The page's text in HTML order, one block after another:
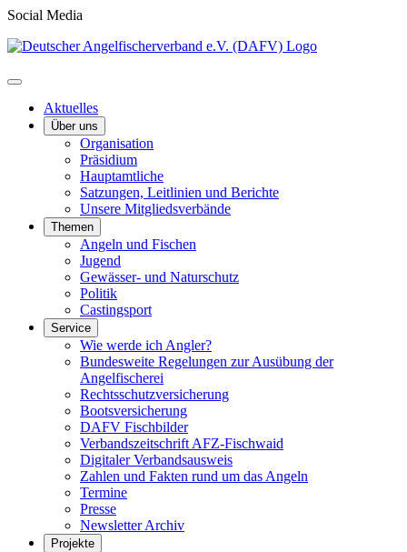
Social Media
Aktuelles
Über uns
Organisation
Präsidium
Hauptamtliche
Satzungen, Leitlinien und Berichte
Unsere Mitgliedsverbände
Themen
Angeln und Fischen
Jugend
Gewässer- und Naturschutz
Politik
Castingsport
Service
Wie werde ich Angler?
Bundesweite Regelungen zur Ausübung der
Angelfischerei
Rechtsschutzversicherung
Bootsversicherung
DAFV Fischbilder
Verbandszeitschrift AFZ-Fischwaid
Digitaler Verbandsausweis
Zahlen und Fakten rund um das Angeln
Termine
Presse
Newsletter Archiv
Projekte